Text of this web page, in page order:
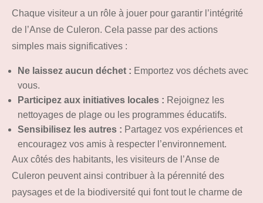
Chaque visiteur a un rôle à jouer pour garantir l’intégrité
de l’Anse de Culeron. Cela passe par des actions
simples mais significatives :
Ne laissez aucun déchet : Emportez vos déchets avec
vous.
Participez aux initiatives locales : Rejoignez les
nettoyages de plage ou les programmes éducatifs.
Sensibilisez les autres : Partagez vos expériences et
encouragez vos amis à respecter l’environnement.
Aux côtés des habitants, les visiteurs de l’Anse de
Culeron peuvent ainsi contribuer à la pérennité des
paysages et de la biodiversité qui font tout le charme de